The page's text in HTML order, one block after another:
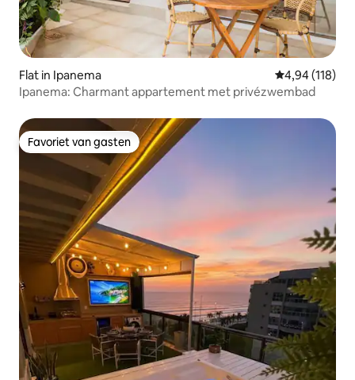
Flat in Ipanema Gemiddelde
4,94 (118)
Ipanema: Charmant appartement met privézwembad
Favoriet van gasten
Favoriet van gasten